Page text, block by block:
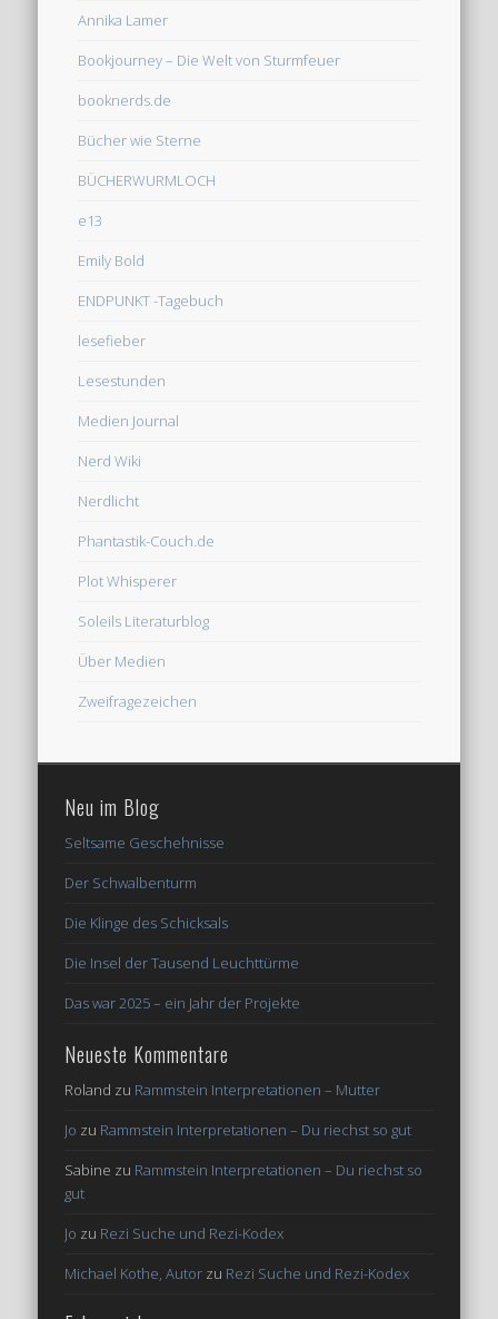
Annika Lamer
Bookjourney – Die Welt von Sturmfeuer
booknerds.de
Bücher wie Sterne
BÜCHERWURMLOCH
e13
Emily Bold
ENDPUNKT -Tagebuch
lesefieber
Lesestunden
Medien Journal
Nerd Wiki
Nerdlicht
Phantastik-Couch.de
Plot Whisperer
Soleils Literaturblog
Über Medien
Zweifragezeichen
Neu im Blog
Seltsame Geschehnisse
Der Schwalbenturm
Die Klinge des Schicksals
Die Insel der Tausend Leuchttürme
Das war 2025 – ein Jahr der Projekte
Neueste Kommentare
Roland zu Rammstein Interpretationen – Mutter
Jo zu Rammstein Interpretationen – Du riechst so gut
Sabine zu Rammstein Interpretationen – Du riechst so
gut
Jo zu Rezi Suche und Rezi-Kodex
Michael Kothe, Autor zu Rezi Suche und Rezi-Kodex